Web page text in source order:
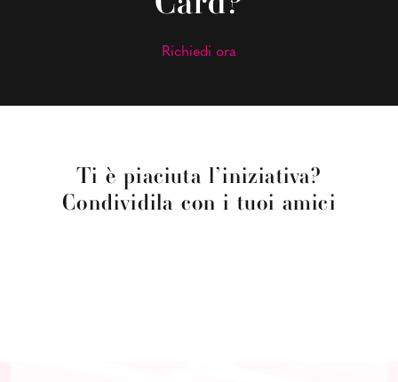
Richiedi ora
Ti è piaciuta l’iniziativa?
Condividila con i tuoi amici